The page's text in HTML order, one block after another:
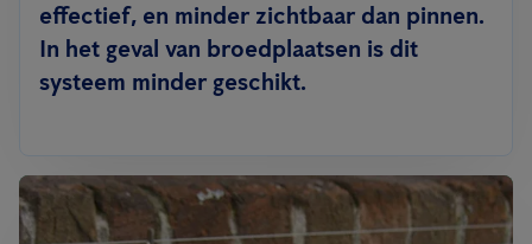
effectief, en minder zichtbaar dan pinnen.
In het geval van broedplaatsen is dit
systeem minder geschikt.